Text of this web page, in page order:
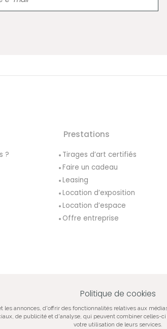
?
Prestations
Tirages d’art certifiés
Faire un cadeau
Leasing
Location d’exposition
Location d’espace
Offre entreprise
Politique de cookies
les annonces, d'offrir des fonctionnalités relatives aux
de publicité et d'analyse, qui peuvent combiner
votre utilisation de leurs services.